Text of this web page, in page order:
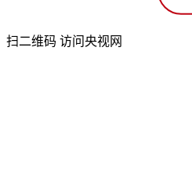
扫二维码 访问央视网